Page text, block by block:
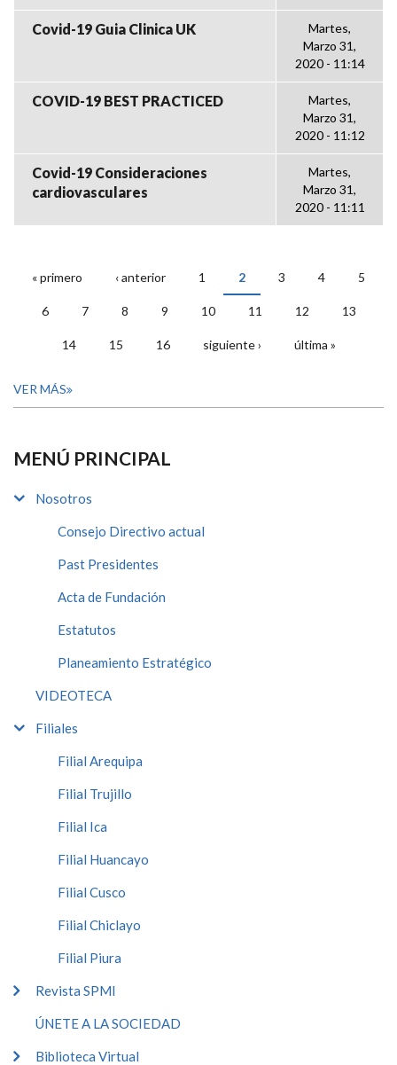
Covid-19 Guia Clinica UK
Martes,
Marzo 31,
2020 - 11:14
COVID-19 BEST PRACTICED
Martes,
Marzo 31,
2020 - 11:12
Covid-19 Consideraciones
cardiovasculares
Martes,
Marzo 31,
2020 - 11:11
PÁGINAS
« primero ‹ anterior 1 2 3 4 5
6 7 8 9 10 11 12 13
14 15 16 siguiente › última »
VER MÁS
MENÚ PRINCIPAL
Nosotros
Consejo Directivo actual
Past Presidentes
Acta de Fundación
Estatutos
Planeamiento Estratégico
VIDEOTECA
Filiales
Filial Arequipa
Filial Trujillo
Filial Ica
Filial Huancayo
Filial Cusco
Filial Chiclayo
Filial Piura
Revista SPMI
ÚNETE A LA SOCIEDAD
Biblioteca Virtual